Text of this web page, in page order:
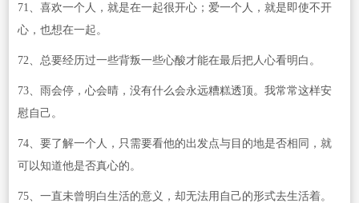
71、喜欢一个人，就是在一起很开心；爱一个人，就是即使不开
心，也想在一起。
72、总要经历过一些背叛一些心酸才能在最后把人心看明白。
73、雨会停，心会晴，没有什么会永远糟糕透顶。我常常这样安
慰自己。
74、要了解一个人，只需要看他的出发点与目的地是否相同，就
可以知道他是否真心的。
75、一直未曾明白生活的意义，却无法用自己的形式去生活着。